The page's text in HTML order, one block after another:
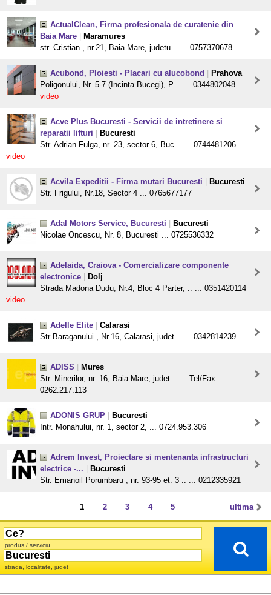
ActualClean, Firma profesionala de curatenie din
Baia Mare
Maramures
str. Cristian , nr.21, Baia Mare, judetu .. ... 0757370678
Acubond, Ploiesti - Placari cu alucobond
Prahova
Poligonului, Nr. 5-7 (Incinta Bucegi), P .. ... 0344802048
video
Acve Plus Bucuresti - Servicii de intretinere si
reparatii lifturi
Bucuresti
Str. Adrian Fulga, nr. 23, sector 6, Buc .. ... 0744481206
video
Acvila Expeditii - Firma mutari Bucuresti
Bucuresti
Str. Frigului, Nr.18, Sector 4 ... 0765677177
Adal Motors Service, Bucuresti
Bucuresti
Nicolae Oncescu, Nr. 8, Bucuresti ... 0725536332
Adelaida, Craiova - Comercializare componente
electronice
Dolj
Strada Madona Dudu, Nr.4, Bloc 4 Parter, .. ... 0351420114
video
Adelle Elite
Calarasi
Str Baraganului , Nr.16, Calarasi, judet .. ... 0342814239
ADISS
Mures
Str. Minerilor, nr. 16, Baia Mare, judet .. ... Tel/Fax
0262.217.113
ADONIS GRUP
Bucuresti
Intr. Monahului, nr. 1, sector 2, ... 0724.953.306
Adrem Invest, Proiectare si mentenanta infrastructuri
electrice -...
Bucuresti
Str. Emanoil Porumbaru , nr. 93-95 et. 3 .. ... 0212335921
ultima
1 2 3 4 5
produs / serviciu
strada, localitate, judet